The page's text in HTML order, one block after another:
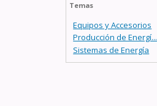
Temas
Equipos y Accesorios
Producción de Energí...
Sistemas de Energía